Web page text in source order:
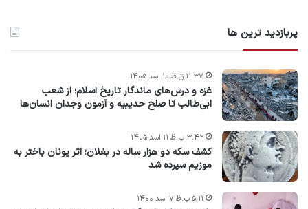
پربازدید ترین ها
غزه و درس‌های ماندگار تاریخ اسلام؛ از شعب
ابی‌طالب تا صلح حدیبیه و آزمون وجدان انسان‌ها
۱۱:۳۷ ق.ظ ۱۰ اسد ۱۴۰۵
کشف سکه دو هزار ساله در بغلان؛ اثر یونان باختر به
موزیم سپرده شد
۳:۴۲ ب.ظ ۱۱ اسد ۱۴۰۵
۵:۱۱ ب.ظ ۷ اسد ۱۴۰۰